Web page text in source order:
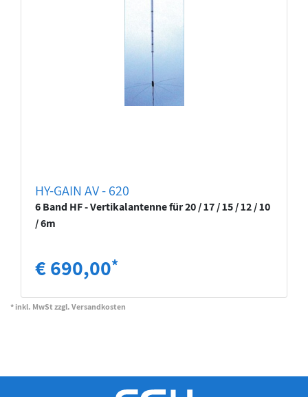
HY-GAIN AV - 620
6 Band HF - Vertikalantenne für 20 / 17 / 15 / 12 / 10
/ 6m
€ 690,00*
* inkl. MwSt zzgl. Versandkosten